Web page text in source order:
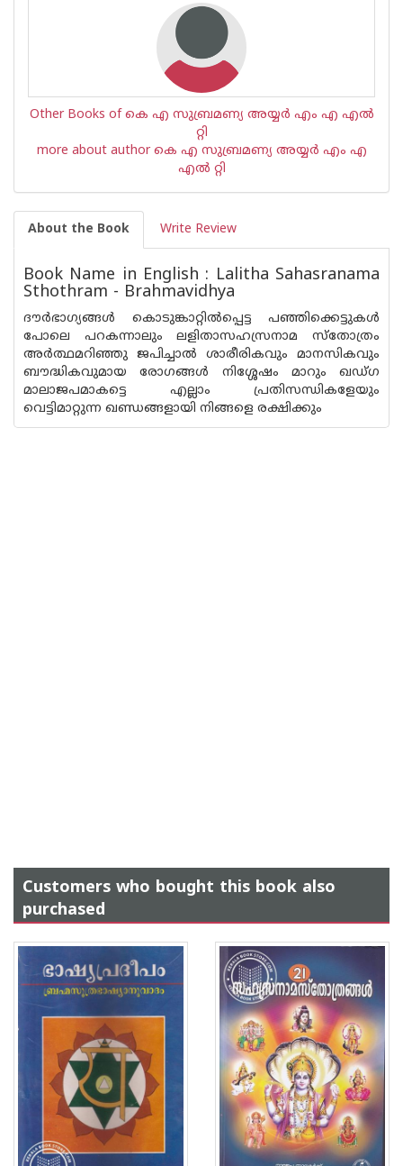
Other Books of കെ എ സുബ്രമണ്യ അയ്യര്‍ എം എ എല്‍
റ്റി
more about author കെ എ സുബ്രമണ്യ അയ്യര്‍ എം എ
എല്‍ റ്റി
About the Book Write Review
Book Name in English : Lalitha Sahasranama
Sthothram - Brahmavidhya
ദൗര്‍ഭാഗ്യങ്ങള്‍ കൊടുങ്കാറ്റില്‍പ്പെട്ട പഞ്ഞിക്കെട്ടുകള്‍
പോലെ പറകന്നാലും ലളിതാസഹസ്രനാമ സ്‌തോത്രം
അര്‍ത്ഥമറിഞ്ഞു ജപിച്ചാല്‍ ശാരീരികവും മാനസികവും
ബൗദ്ധികവുമായ രോഗങ്ങള്‍ നിശ്ശേഷം മാറും ഖഡ്ഗ
മാലാജപമാകട്ടെ എല്ലാം പ്രതിസന്ധികളേയും
വെട്ടിമാറ്റുന്ന ഖണ്ഡങ്ങളായി നിങ്ങളെ രക്ഷിക്കും
Customers who bought this book also
purchased